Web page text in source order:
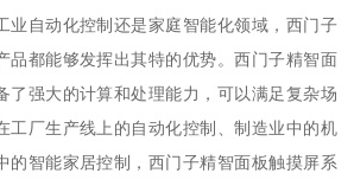
业自动化控制还是家庭智能化领域，西门子
品都能够发挥出其特的优势。西门子精智面
了强大的计算和处理能力，可以满足复杂场
工厂生产线上的自动化控制、制造业中的机
的智能家居控制，西门子精智面板触摸屏系